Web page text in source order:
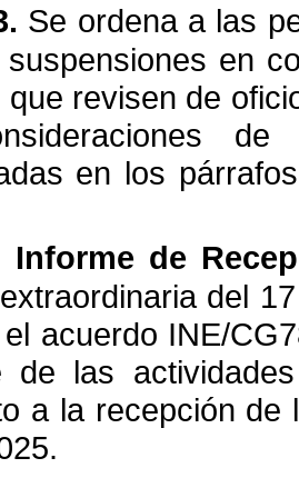
Se ordena a las
suspensiones en
que revisen de
de
en los párrafos
Informe de
extraordinaria del 17
el acuerdo INE/
de las actividades
a la recepción de